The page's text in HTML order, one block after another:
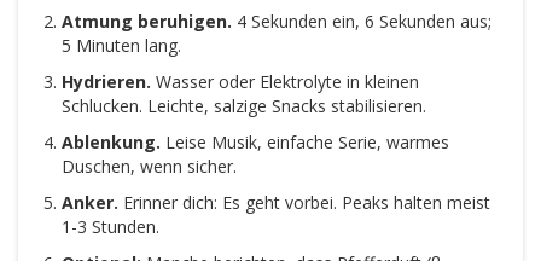
Atmung beruhigen. 4 Sekunden ein, 6 Sekunden aus;
5 Minuten lang.
Hydrieren. Wasser oder Elektrolyte in kleinen
Schlucken. Leichte, salzige Snacks stabilisieren.
Ablenkung. Leise Musik, einfache Serie, warmes
Duschen, wenn sicher.
Anker. Erinner dich: Es geht vorbei. Peaks halten meist
1-3 Stunden.